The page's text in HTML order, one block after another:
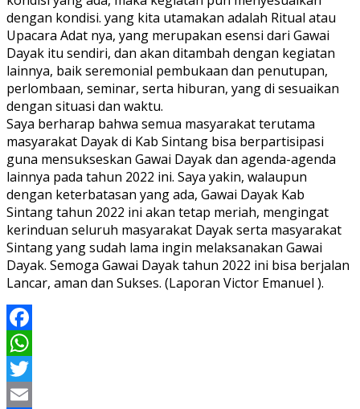
dengan kondisi. yang kita utamakan adalah Ritual atau
Upacara Adat nya, yang merupakan esensi dari Gawai
Dayak itu sendiri, dan akan ditambah dengan kegiatan
lainnya, baik seremonial pembukaan dan penutupan,
perlombaan, seminar, serta hiburan, yang di sesuaikan
dengan situasi dan waktu.
Saya berharap bahwa semua masyarakat terutama
masyarakat Dayak di Kab Sintang bisa berpartisipasi
guna mensukseskan Gawai Dayak dan agenda-agenda
lainnya pada tahun 2022 ini. Saya yakin, walaupun
dengan keterbatasan yang ada, Gawai Dayak Kab
Sintang tahun 2022 ini akan tetap meriah, mengingat
kerinduan seluruh masyarakat Dayak serta masyarakat
Sintang yang sudah lama ingin melaksanakan Gawai
Dayak. Semoga Gawai Dayak tahun 2022 ini bisa berjalan
Lancar, aman dan Sukses. (Laporan Victor Emanuel ).
Facebook
WhatsApp
Twitter